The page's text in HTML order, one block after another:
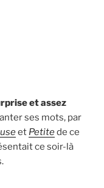
et assez
ses mots, par
et Petitede ce
ce soir-là